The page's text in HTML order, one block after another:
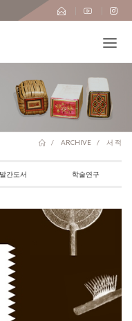
ARCHIVE 서 적
발간도서 학술연구